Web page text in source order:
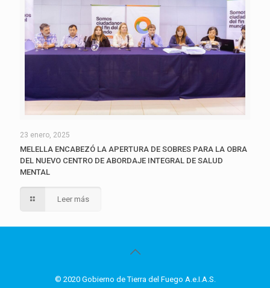
23 enero, 2025
MELELLA ENCABEZÓ LA APERTURA DE SOBRES PARA LA OBRA
DEL NUEVO CENTRO DE ABORDAJE INTEGRAL DE SALUD
MENTAL
Leer más
© 2020 Gobierno de Tierra del Fuego A.e.I.A.S.